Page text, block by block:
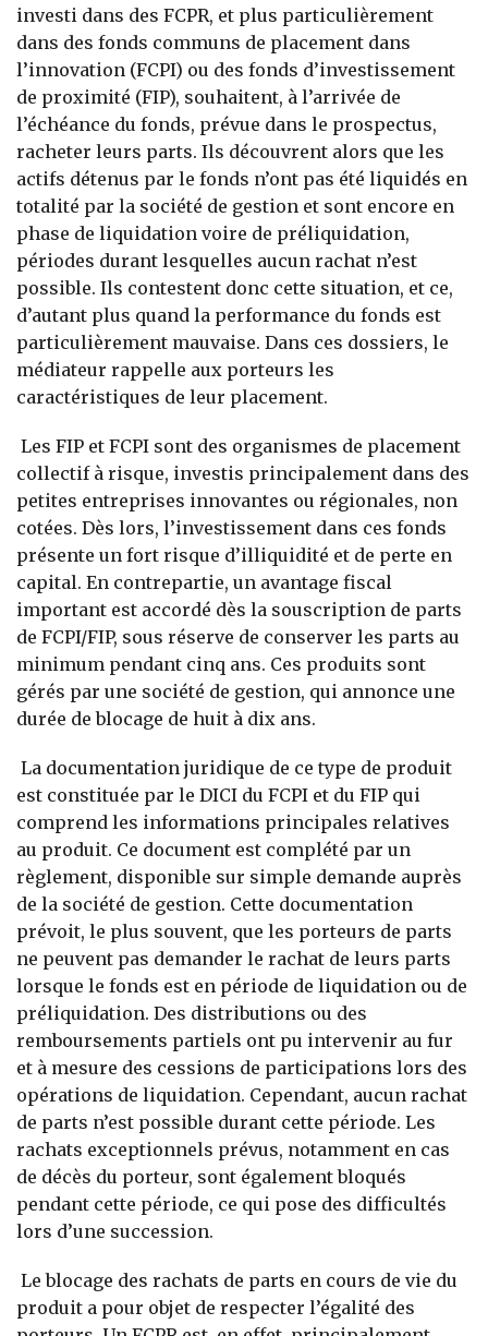
investi dans des FCPR, et plus particulièrement
dans des fonds communs de placement dans
l’innovation (FCPI) ou des fonds d’investissement
de proximité (FIP), souhaitent, à l’arrivée de
l’échéance du fonds, prévue dans le prospectus,
racheter leurs parts. Ils découvrent alors que les
actifs détenus par le fonds n’ont pas été liquidés en
totalité par la société de gestion et sont encore en
phase de liquidation voire de préliquidation,
périodes durant lesquelles aucun rachat n’est
possible. Ils contestent donc cette situation, et ce,
d’autant plus quand la performance du fonds est
particulièrement mauvaise. Dans ces dossiers, le
médiateur rappelle aux porteurs les
caractéristiques de leur placement.
Les FIP et FCPI sont des organismes de placement
collectif à risque, investis principalement dans des
petites entreprises innovantes ou régionales, non
cotées. Dès lors, l’investissement dans ces fonds
présente un fort risque d’illiquidité et de perte en
capital. En contrepartie, un avantage fiscal
important est accordé dès la souscription de parts
de FCPI/FIP, sous réserve de conserver les parts au
minimum pendant cinq ans. Ces produits sont
gérés par une société de gestion, qui annonce une
durée de blocage de huit à dix ans.
La documentation juridique de ce type de produit
est constituée par le DICI du FCPI et du FIP qui
comprend les informations principales relatives
au produit. Ce document est complété par un
règlement, disponible sur simple demande auprès
de la société de gestion. Cette documentation
prévoit, le plus souvent, que les porteurs de parts
ne peuvent pas demander le rachat de leurs parts
lorsque le fonds est en période de liquidation ou de
préliquidation. Des distributions ou des
remboursements partiels ont pu intervenir au fur
et à mesure des cessions de participations lors des
opérations de liquidation. Cependant, aucun rachat
de parts n’est possible durant cette période. Les
rachats exceptionnels prévus, notamment en cas
de décès du porteur, sont également bloqués
pendant cette période, ce qui pose des difficultés
lors d’une succession.
Le blocage des rachats de parts en cours de vie du
produit a pour objet de respecter l’égalité des